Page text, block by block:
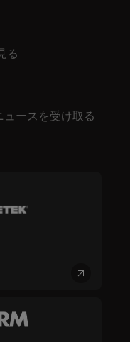
る
ュースを受け取る